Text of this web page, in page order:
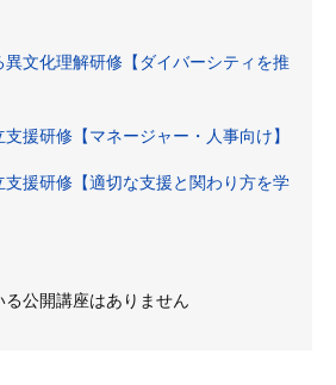
異文化理解研修【ダイバーシティを推
援研修【マネージャー・人事向け】
援研修【適切な支援と関わり方を学
公開講座はありません